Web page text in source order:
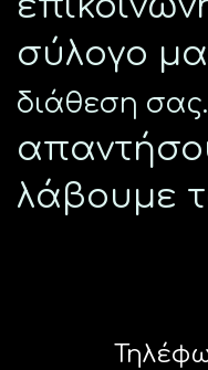
σύλογο
διάθεση σας.
λάβουμε